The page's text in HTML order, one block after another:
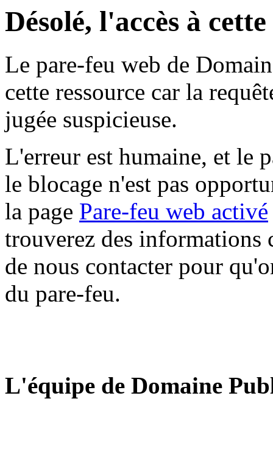
Désolé, l'accès à
Le pare-feu web de
cette ressource car la
jugée suspicieuse.
L'erreur est humaine, et le
le blocage n'est pas
la page Pare-feu web activé
trouverez des informations
de nous contacter pour
du pare-feu.
L'équipe de Domaine